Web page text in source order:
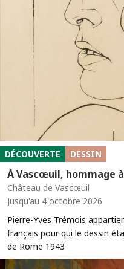
DÉCOUVERTE DESSIN
À Vascœuil, hommage
Château de Vascœuil
Jusqu'au 4 octobre 2026
Pierre-Yves Trémois
français pour qui le dessin
de Rome 1943